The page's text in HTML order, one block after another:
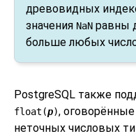
древовидных
значения NaN равны
больше любых
PostgreSQL также
float(p), оговорённые
неточных числовых